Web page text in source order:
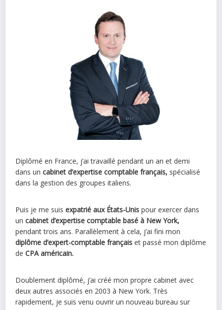
Diplômé en France, j’ai travaillé pendant un an et demi
dans un cabinet d’expertise comptable français, spécialisé
dans la gestion des groupes italiens.
Puis je me suis expatrié aux États-Unis pour exercer dans
uncabinet d’expertise comptable basé à New York,
pendant trois ans. Parallèlement à cela, j’ai fini mon
diplôme d’expert-comptable français et passé mon diplôme
de CPA américain.
Doublement diplômé, j’ai créé mon propre cabinet avec
deux autres associés en 2003 à New York. Très
rapidement, je suis venu ouvrir un nouveau bureau sur